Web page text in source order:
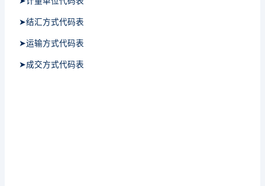
➤结汇方式代码表
➤运输方式代码表
➤成交方式代码表